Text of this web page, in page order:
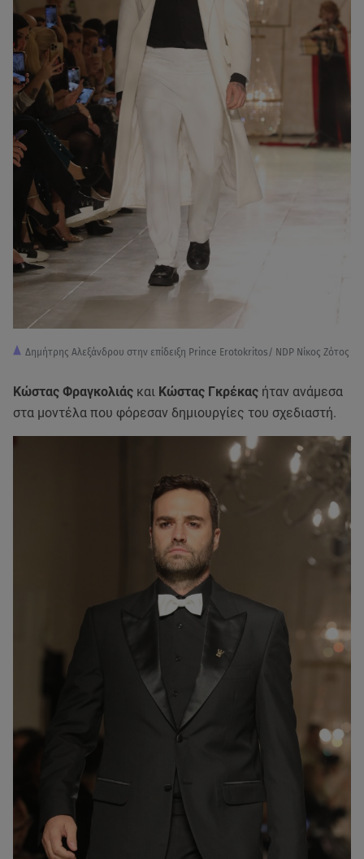
Δημήτρης Αλεξάνδρου στην επίδειξη Prince Erotokritos/ NDP Νίκος Ζότος
Κώστας Φραγκολιάς και Κώστας Γκρέκας ήταν ανάμεσα
στα μοντέλα που φόρεσαν δημιουργίες του σχεδιαστή.